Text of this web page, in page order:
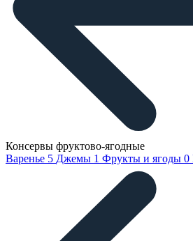
Консервы фруктово-ягодные
Варенье 5 Джемы 1 Фрукты и ягоды 0